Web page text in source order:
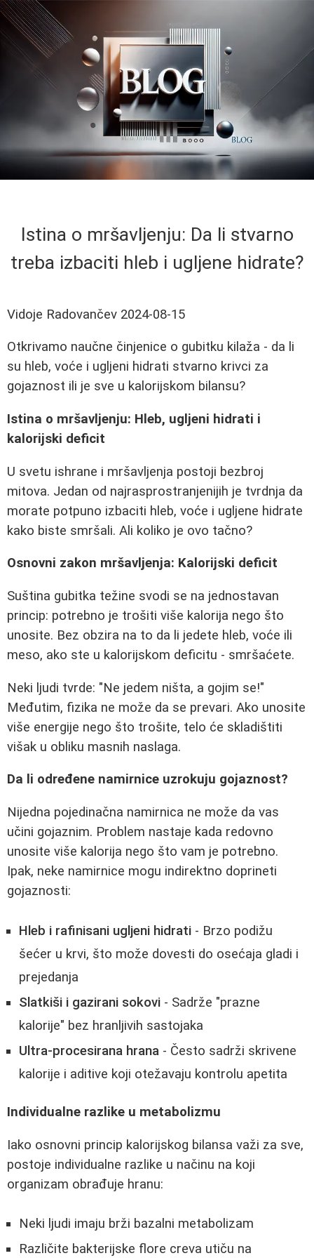
Istina o mršavljenju: Da li stvarno
treba izbaciti hleb i ugljene hidrate?
Vidoje Radovančev 2024-08-15
Otkrivamo naučne činjenice o gubitku kilaža - da li
su hleb, voće i ugljeni hidrati stvarno krivci za
gojaznost ili je sve u kalorijskom bilansu?
Istina o mršavljenju: Hleb, ugljeni hidrati i
kalorijski deficit
U svetu ishrane i mršavljenja postoji bezbroj
mitova. Jedan od najrasprostranjenijih je tvrdnja da
morate potpuno izbaciti hleb, voće i ugljene hidrate
kako biste smršali. Ali koliko je ovo tačno?
Osnovni zakon mršavljenja: Kalorijski deficit
Suština gubitka težine svodi se na jednostavan
princip: potrebno je trošiti više kalorija nego što
unosite. Bez obzira na to da li jedete hleb, voće ili
meso, ako ste u kalorijskom deficitu - smršaćete.
Neki ljudi tvrde: "Ne jedem ništa, a gojim se!"
Međutim, fizika ne može da se prevari. Ako unosite
više energije nego što trošite, telo će skladištiti
višak u obliku masnih naslaga.
Da li određene namirnice uzrokuju gojaznost?
Nijedna pojedinačna namirnica ne može da vas
učini gojaznim. Problem nastaje kada redovno
unosite više kalorija nego što vam je potrebno.
Ipak, neke namirnice mogu indirektno doprineti
gojaznosti:
Hleb i rafinisani ugljeni hidrati - Brzo podižu
šećer u krvi, što može dovesti do osećaja gladi i
prejedanja
Slatkiši i gazirani sokovi - Sadrže "prazne
kalorije" bez hranljivih sastojaka
Ultra-procesirana hrana - Često sadrži skrivene
kalorije i aditive koji otežavaju kontrolu apetita
Individualne razlike u metabolizmu
Iako osnovni princip kalorijskog bilansa važi za sve,
postoje individualne razlike u načinu na koji
organizam obrađuje hranu:
Neki ljudi imaju brži bazalni metabolizam
Različite bakterijske flore creva utiču na